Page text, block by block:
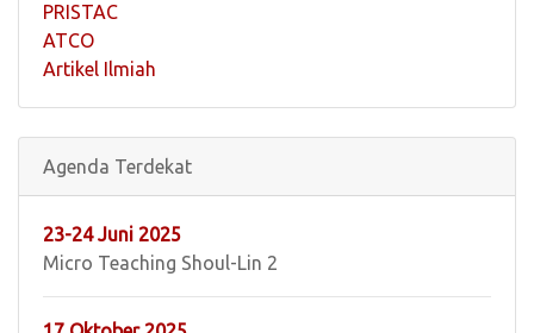
PRISTAC
ATCO
Artikel Ilmiah
Agenda Terdekat
23-24 Juni 2025
Micro Teaching Shoul-Lin 2